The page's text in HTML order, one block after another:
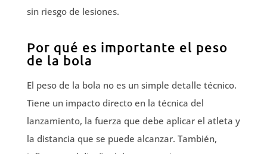
sin riesgo de lesiones.
Por qué es importante el peso
de la bola
El peso de la bola no es un simple detalle técnico.
Tiene un impacto directo en la técnica del
lanzamiento, la fuerza que debe aplicar el atleta y
la distancia que se puede alcanzar. También,